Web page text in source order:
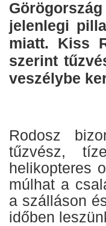
jelenlegi
miatt. Kiss
szerint
veszélybe
Rodosz
tűzvész,
helikopteres
múlhat a
a szálláson
időben